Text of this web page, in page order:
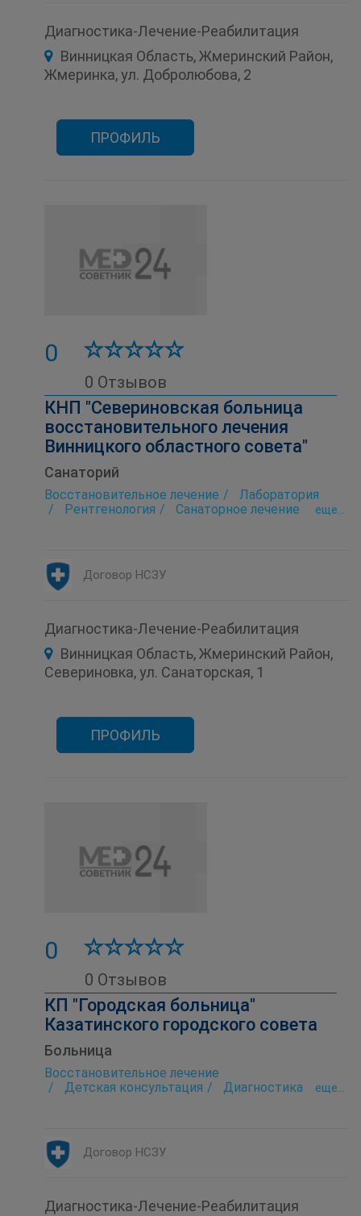
Диагностика-Лечение-Реабилитация
Винницкая Область, Жмеринский Район,
Жмеринка, ул. Добролюбова, 2
ПРОФИЛЬ
0
0 Отзывов
КНП "Севериновская больница
восстановительного лечения
Винницкого областного совета"
Санаторий
Восстановительное лечение
Лаборатория
Рентгенология
Санаторное лечение
eще...
Договор НСЗУ
Диагностика-Лечение-Реабилитация
Винницкая Область, Жмеринский Район,
Севериновка, ул. Санаторская, 1
ПРОФИЛЬ
0
0 Отзывов
КП "Городская больница"
Казатинского городского совета
Больница
Восстановительное лечение
Детская консультация
Диагностика
Функциональная диагностика
eще...
Договор НСЗУ
Диагностика-Лечение-Реабилитация